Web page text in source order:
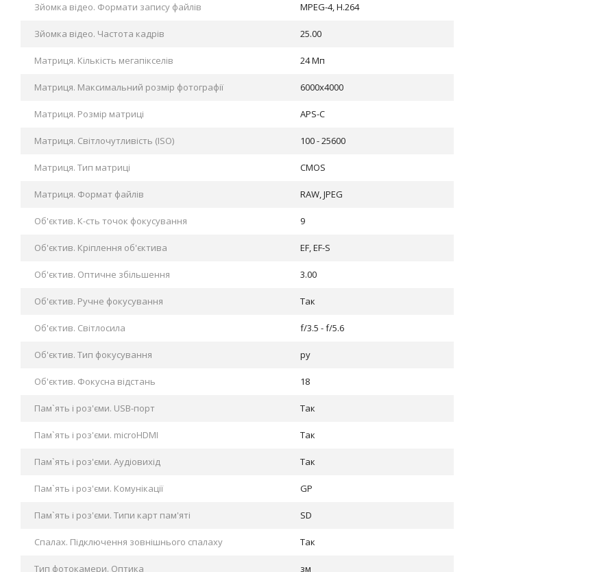
Зйомка відео. Формати запису файлів MPEG-4, H.264
Зйомка відео. Частота кадрів 25.00
Матриця. Кількість мегапікселів 24 Мп
Матриця. Максимальний розмір фотографії 6000x4000
Матриця. Розмір матриці APS-C
Матриця. Світлочутливість (ISO) 100 - 25600
Матриця. Тип матриці CMOS
Матриця. Формат файлів RAW, JPEG
Об'єктив. К-сть точок фокусування 9
Об'єктив. Кріплення об'єктива EF, EF-S
Об'єктив. Оптичне збільшення 3.00
Об'єктив. Ручне фокусування Так
Об'єктив. Світлосила f/3.5 - f/5.6
Об'єктив. Тип фокусування ру
Об'єктив. Фокусна відстань 18
Пам`ять і роз'єми. USB-порт Так
Пам`ять і роз'єми. microHDMI Так
Пам`ять і роз'єми. Аудіовихід Так
Пам`ять і роз'єми. Комунікації GP
Пам`ять і роз'єми. Типи карт пам'яті SD
Спалах. Підключення зовнішнього спалаху Так
Тип фотокамери. Оптика зм